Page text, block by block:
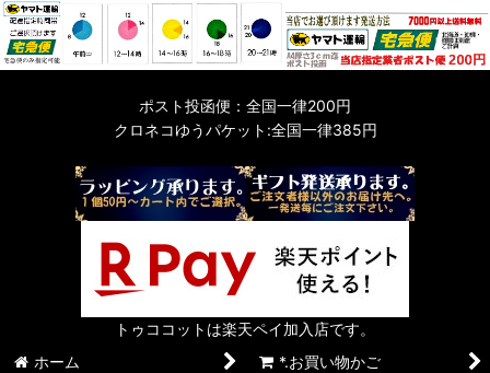
ポスト投函便：全国一律200円
クロネコゆうパケット:全国一律385円
トゥココットは楽天ペイ加入店です。
ホーム
*.お買い物かご